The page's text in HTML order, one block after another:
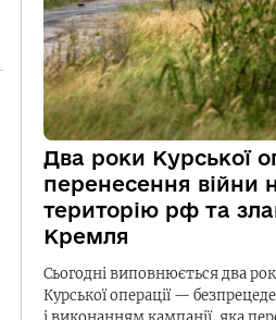
Два роки Курської
перенесення війни
територію рф та
Кремля
Сьогодні виповнюється два
Курської операції —